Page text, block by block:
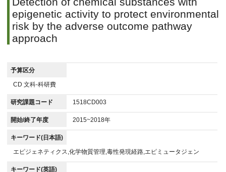
epigenetic activity to protect environmental
risk by the adverse outcome pathway
approach
予算区分
CD 文科-科研費
研究課題コード 1518CD003
開始/終了年度 2015~2018年
キーワード(日本語)
エピジェネティクス,化学物質管理,毒性発現経路,エピミュータジェン
キーワード(英語)